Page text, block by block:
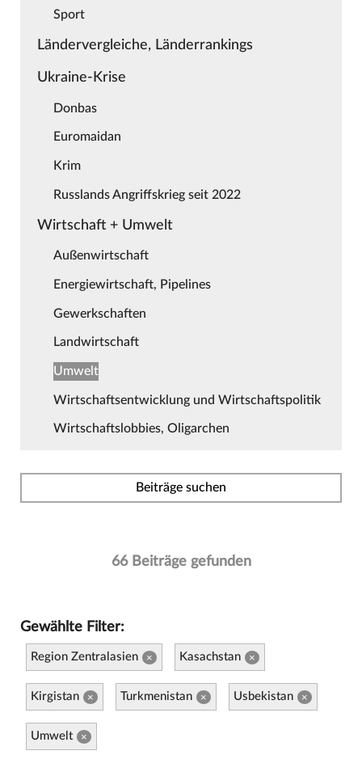
Sport
Ländervergleiche, Länderrankings
Ukraine-Krise
Donbas
Euromaidan
Krim
Russlands Angriffskrieg seit 2022
Wirtschaft + Umwelt
Außenwirtschaft
Energiewirtschaft, Pipelines
Gewerkschaften
Landwirtschaft
Umwelt
Wirtschaftsentwicklung und Wirtschaftspolitik
Wirtschaftslobbies, Oligarchen
Beiträge suchen
66 Beiträge gefunden
Gewählte Filter:
Region Zentralasien × Kasachstan ×
Kirgistan × Turkmenistan × Usbekistan ×
Umwelt ×